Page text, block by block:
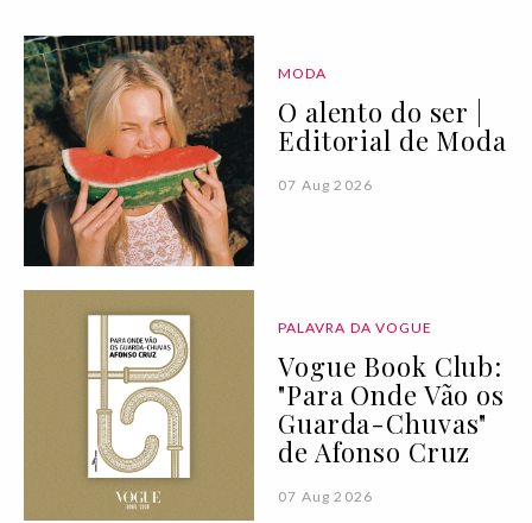
MODA
O alento do ser |
Editorial de Moda
07 Aug 2026
PALAVRA DA VOGUE
Vogue Book Club:
"Para Onde Vão os
Guarda-Chuvas"
de Afonso Cruz
07 Aug 2026